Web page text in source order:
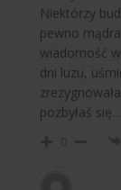
Niektórzy
pewno
wiadomość
dni luzu,
pozbyłaś się…
0